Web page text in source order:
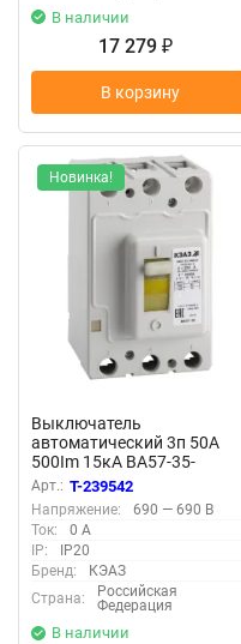
В наличии
17 279 ₽
В корзину
Новинка!
Выключатель
автоматический 3п 50А
500Im 15кА ВА57-35-
340010 УХЛ3 690В AC КЭАЗ
108613
Арт.: T-239542
Напряжение:
690 — 690 В
Ток:
0 А
IP:
IP20
Бренд:
КЭАЗ
Страна:
Российская
Федерация
В наличии